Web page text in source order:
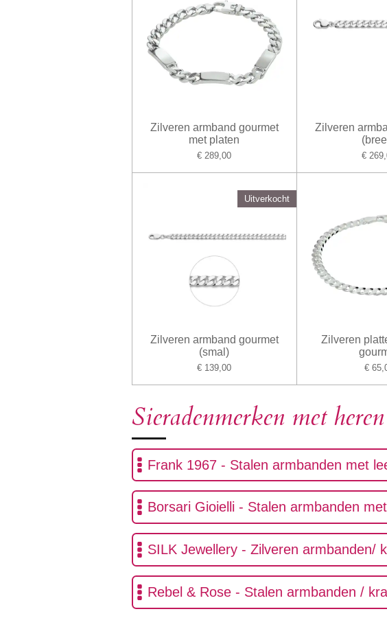
Zilveren armband gourmet
met platen
€ 289,00
Zilveren
€
Uitverkocht
Zilveren armband gourmet
(smal)
€ 139,00
Zilveren
€
Sieradenmerken met
Frank 1967 - Stalen
Borsari Gioielli - Stalen armbanden
SILK Jewellery - Zilveren
Rebel & Rose - Stalen